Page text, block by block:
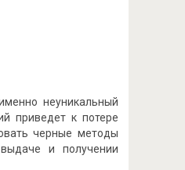
неуникальный
приведет к потере
черные методы
и получении